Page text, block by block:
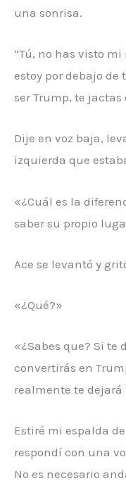
una sonrisa.
“Tú, no has visto
estoy por debajo de
ser Trump, te jactas
Dije en voz baja,
izquierda que
«¿Cuál es la
saber su propio
Ace se levantó y
«¿Qué?»
«¿Sabes que? Si te
convertirás en
realmente te dejará
Estiré mi espalda
respondí con una
No es necesario